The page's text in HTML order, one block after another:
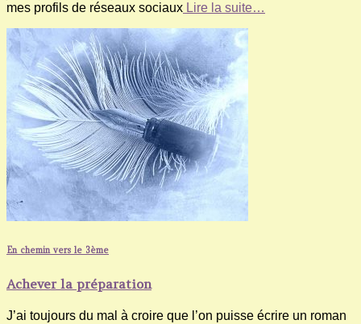
mes profils de réseaux sociaux Lire la suite…
En chemin vers le 3ème
Achever la préparation
J’ai toujours du mal à croire que l’on puisse écrire un roman